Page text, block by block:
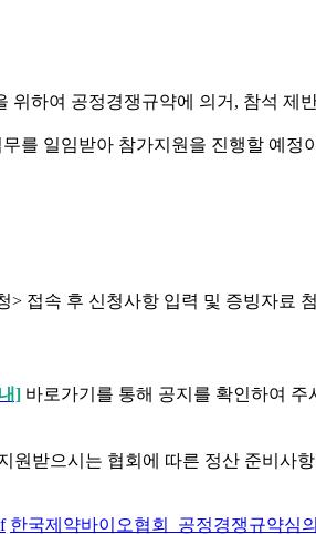
하여 공정경쟁규약에 의거, 참석 제
를 일임받아 참가지원을 진행할 예
접속 후 신청사항 입력 및 증빙자료
] 바로가기를 통해 공지를 확인하여 주
받으시는 협회에 따른 정산 준비사
한국제약바이오협회_공정경쟁규약심